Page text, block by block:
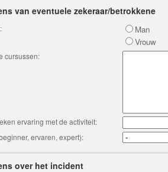
van eventuele zekeraar/betrokkene
Man
Vrouw
cursussen:
ervaring met de activiteit:
ervaren, expert):
over het incident